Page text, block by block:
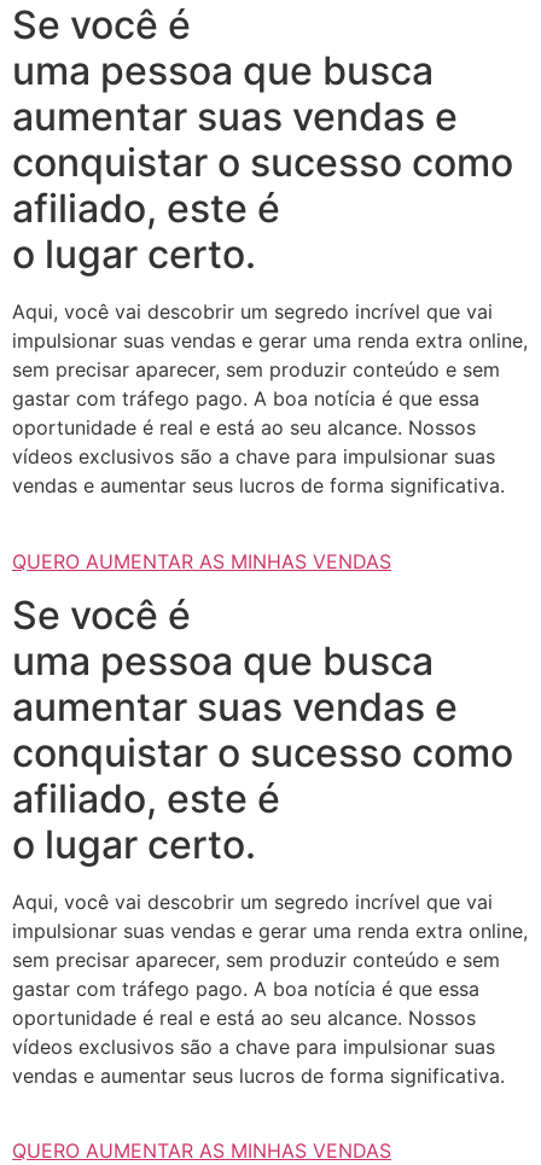
Se você é
uma pessoa que busca
aumentar suas vendas e
conquistar o sucesso como
afiliado, este é
o lugar certo.
Aqui, você vai descobrir um segredo incrível que vai
impulsionar suas vendas e gerar uma renda extra online,
sem precisar aparecer, sem produzir conteúdo e sem
gastar com tráfego pago. A boa notícia é que essa
oportunidade é real e está ao seu alcance. Nossos
vídeos exclusivos são a chave para impulsionar suas
vendas e aumentar seus lucros de forma significativa.
QUERO AUMENTAR AS MINHAS VENDAS
Se você é
uma pessoa que busca
aumentar suas vendas e
conquistar o sucesso como
afiliado, este é
o lugar certo.
Aqui, você vai descobrir um segredo incrível que vai
impulsionar suas vendas e gerar uma renda extra online,
sem precisar aparecer, sem produzir conteúdo e sem
gastar com tráfego pago. A boa notícia é que essa
oportunidade é real e está ao seu alcance. Nossos
vídeos exclusivos são a chave para impulsionar suas
vendas e aumentar seus lucros de forma significativa.
QUERO AUMENTAR AS MINHAS VENDAS